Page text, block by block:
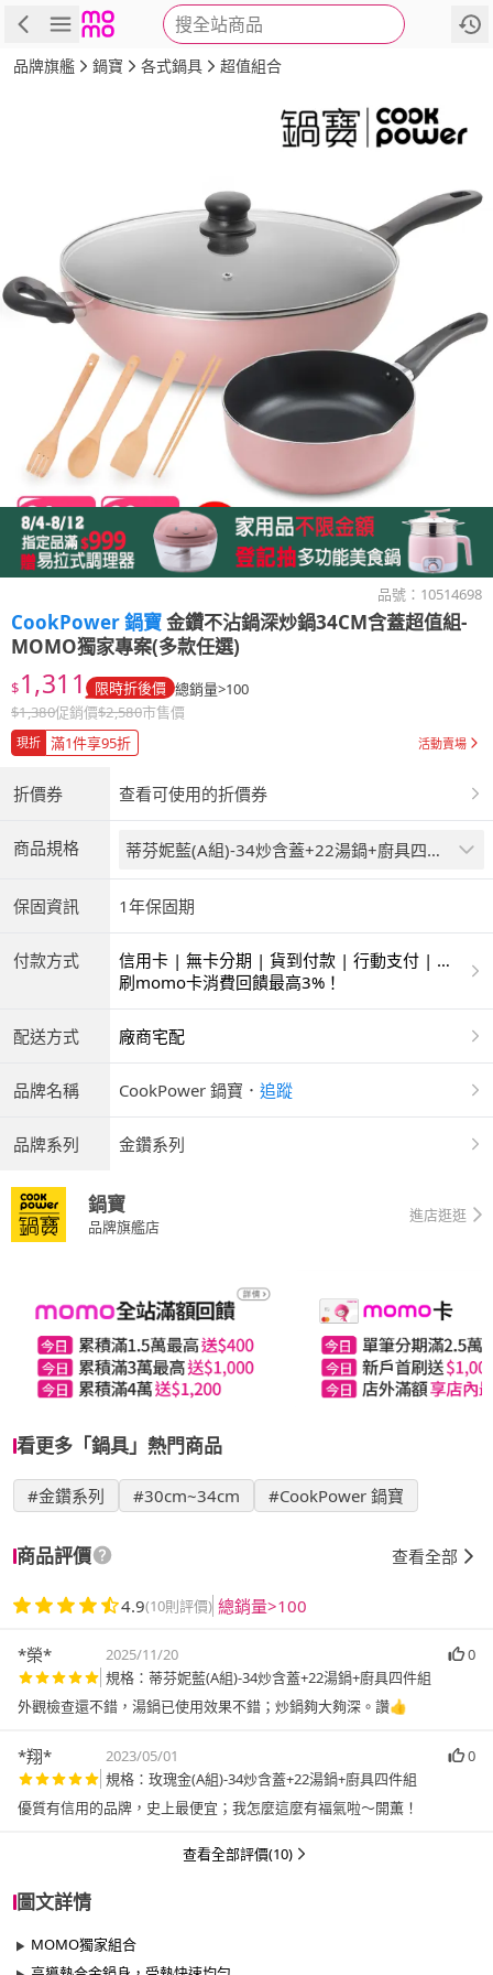
搜全站商品
商品 評價 詳情
品牌旗艦 鍋寶 各式鍋具 超值組合
品號： 10514698
CookPower 鍋寶金鑽不沾鍋深炒鍋34CM含蓋超值組-
MOMO獨家專案(多款任選)
$1,311 限時折後價 總銷量>100
$1,380促銷價$2,580市售價
現折 滿1件享95折 活動賣場
折價券 查看可使用的折價券
商品規格
蒂芬妮藍(A組)-34炒含蓋+22湯鍋+廚具四件
保固資訊
1年保固期
付款方式
信用卡 | 無卡分期 | 貨到付款 | 行動支付 | 超
商付款 | ATM | 銀聯卡
刷momo卡消費回饋最高3%！
配送方式 廠商宅配
品牌名稱 CookPower 鍋寶 ． 追蹤
品牌系列 金鑽系列
鍋寶
品牌旗艦店
進店逛逛
看更多「鍋具」熱門商品
#金鑽系列 #30cm~34cm #CookPower 鍋寶
商品評價 查看全部
4.9(10則評價) 總銷量>100
*榮* 2025/11/20
0
規格：蒂芬妮藍(A組)-34炒含蓋+22湯鍋+廚具四件組
外觀檢查還不錯，湯鍋已使用效果不錯；炒鍋夠大夠深。讚👍
*翔* 2023/05/01
0
規格：玫瑰金(A組)-34炒含蓋+22湯鍋+廚具四件組
優質有信用的品牌，史上最便宜；我怎麼這麼有福氣啦～開薫！
查看全部評價(10)
圖文詳情
MOMO獨家組合